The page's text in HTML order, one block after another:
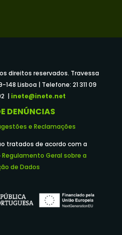
direitos reservados. Travessa
148 Lisboa | Telefone: 21 311 09
| inete@inete.net
DENÚNCIAS
e Reclamações
tratados de acordo com a
Regulamento Geral sobre a
de Dados